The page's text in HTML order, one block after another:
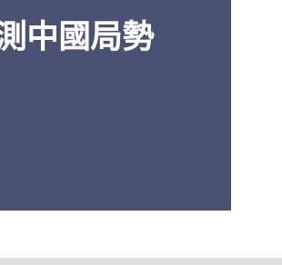
專家中國局勢